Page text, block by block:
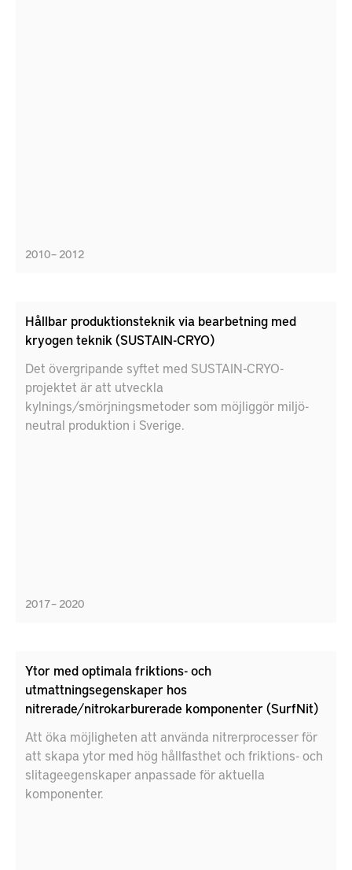
2010 – 2012
Hållbar produktionsteknik via bearbetning med
kryogen teknik (SUSTAIN-CRYO)
Det övergripande syftet med SUSTAIN-CRYO-
projektet är att utveckla
kylnings/smörjningsmetoder som möjliggör miljö-
neutral produktion i Sverige.
2017 – 2020
Ytor med optimala friktions- och
utmattningsegenskaper hos
nitrerade/nitrokarburerade komponenter (SurfNit)
Att öka möjligheten att använda nitrerprocesser för
att skapa ytor med hög hållfasthet och friktions- och
slitageegenskaper anpassade för aktuella
komponenter.